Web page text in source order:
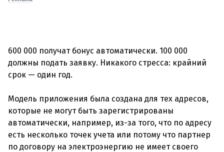
600 000 получат бонус автоматически. 100 000
должны подать заявку. Никакого стресса: крайний
срок — один год.
Модель приложения была создана для тех адресов,
которые не могут быть зарегистрированы
автоматически, например, из-за того, что по адресу
есть несколько точек учета или потому что партнер
по договору на электроэнергию не имеет своего